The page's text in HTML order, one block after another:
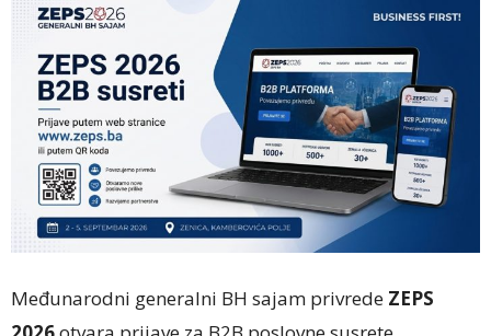
Međunarodni generalni BH sajam privrede ZEPS